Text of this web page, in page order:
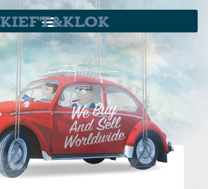
KIEFT&KLOK